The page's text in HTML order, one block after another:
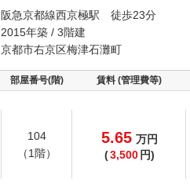
阪急京都線西京極駅 徒歩23分
2015年築 / 3階建
京都市右京区梅津石灘町
部屋番号(階) 賃料 (管理費等)
104
（1階）
5.65 万円
(3,500 円)